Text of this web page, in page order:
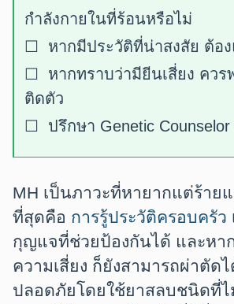
กำลังกายในที่ร้อนหรือไม่
☐ หากมีประวัติที่น่าสงสัย ต้อ
☐ หากทราบว่ามียีนเสี่ยง ควร
ติดตัว
☐ ปรึกษา Genetic
MH เป็นภาวะที่หายากแต่ร้าย
ที่สุดคือ การรู้ประวัติครอบครัว
กุญแจที่ช่วยป้องกันได้ และหา
ความเสี่ยง ก็ยังสามารถผ่าตัด
ปลอดภัยโดยใช้ยาสลบชนิดที่ไ